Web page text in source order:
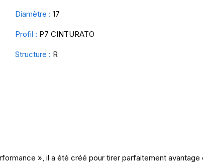
Diamètre : 17
Profil : P7 CINTURATO
Structure : R
», il a été créé pour tirer parfaitement avantage